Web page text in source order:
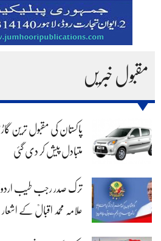
مقبول خبریں
پاکستان کی مقبول ترین
متبادل پیش کر دی گئی
ترک صدر رجب طیب
علامہ محمد اقبالؒ کے اشعار